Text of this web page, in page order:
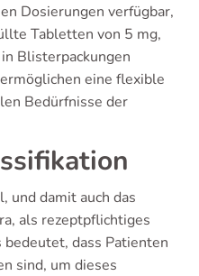
Dosierungen verfügbar,
Tabletten von 5 mg,
Blisterpackungen
eine flexible
Bedürfnisse der
und damit auch das
als rezeptpflichtiges
dass Patienten
sind, um dieses